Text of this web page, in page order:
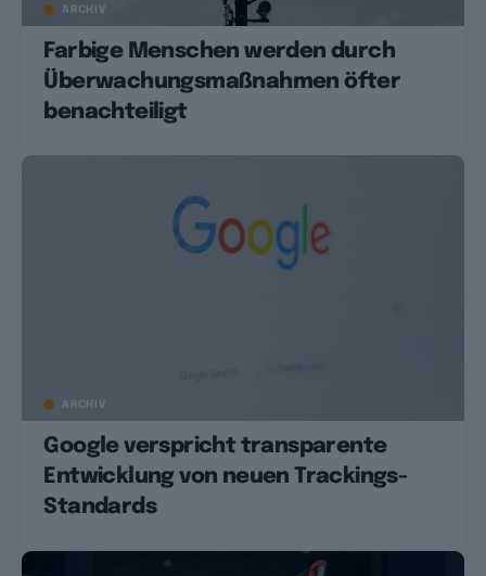
ARCHIV
Farbige Menschen werden durch
Überwachungsmaßnahmen öfter
benachteiligt
ARCHIV
Google verspricht transparente
Entwicklung von neuen Trackings-
Standards